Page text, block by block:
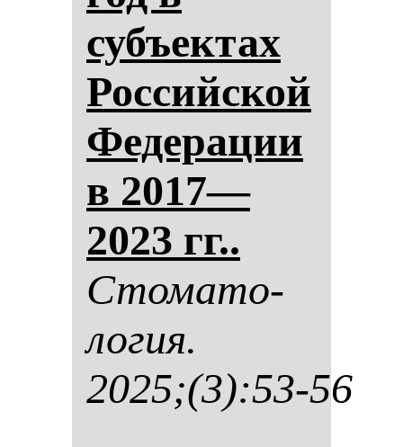
субъек­тах
Рос­сий­ской
Фе­де­ра­ции
в 2017—
2023 гг..
Сто­ма­то­
ло­гия.
2025;(3):53-56